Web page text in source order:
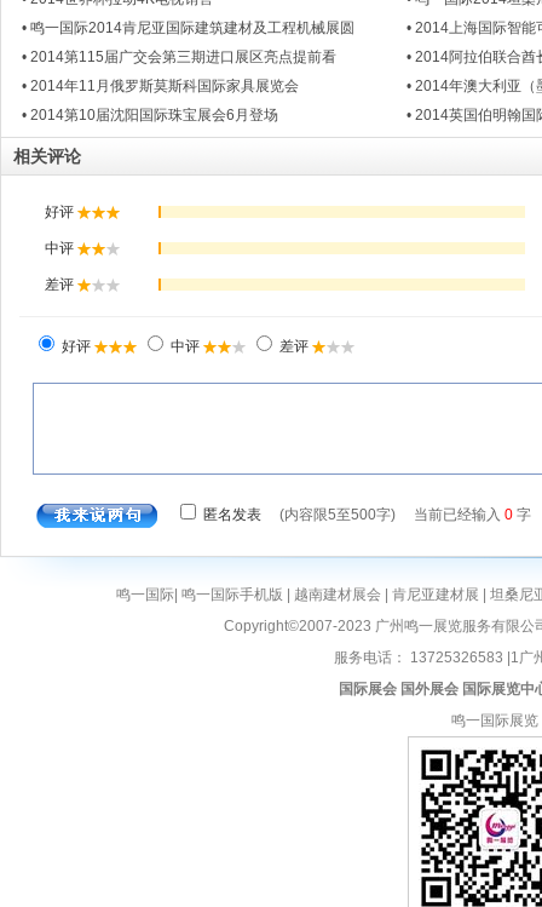
• 鸣一国际2014肯尼亚国际建筑建材及工程机械展圆
• 2014上海国际智
• 2014第115届广交会第三期进口展区亮点提前看
• 2014阿拉伯联合
• 2014年11月俄罗斯莫斯科国际家具展览会
• 2014年澳大利亚
• 2014第10届沈阳国际珠宝展会6月登场
• 2014英国伯明翰
相关评论
鸣一国际| 鸣一国际手机版 | 越南建材展会| 肯尼亚建材展 | 坦桑尼
Copyright©2007-2023 广州鸣一展览服务有限公
服务电话： 13725326583 |1广
国际展会 国外展会 国际展览中
鸣一国际展览